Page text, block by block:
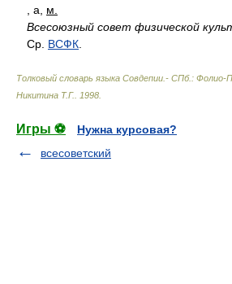
, а, м.
Всесоюзный совет физической
Ср. ВСФК
Толковый словарь языка Совдепии.- СПб.: Фолио-
Никитина Т.Г.
1998
Игры ⚽
Нужна курсовая?
всесоветский